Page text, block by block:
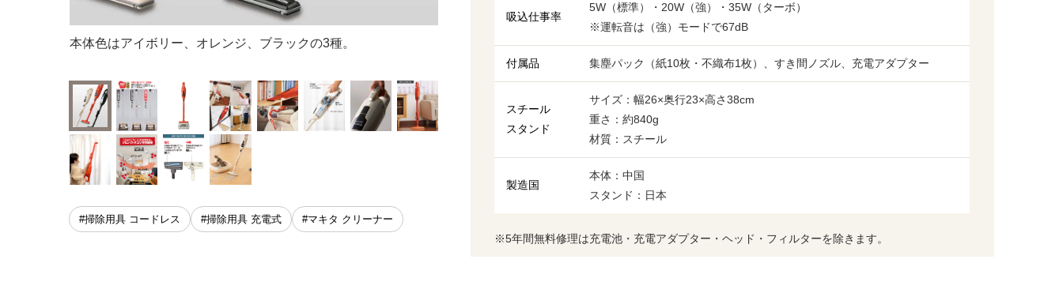
本体色はアイボリー、オレンジ、ブラックの3種。
重量はわずか1.3kg。しかもヘッド部が
げても重たさを感じさせません。
#掃除用具 コードレス #掃除用具 充電式 #マキタ クリーナー
吸込仕事率
5W（標準）・20W（強）・35W（ターボ）
※運転音は（強）モードで67dB
付属品 集塵パック（紙10枚・不織布1枚）、すき間ノズル、充電アダプター
スチール
スタンド
サイズ：幅26×奥行23×高さ38cm
重さ：約840g
材質：スチール
製造国
本体：中国
スタンド：日本
※5年間無料修理は充電池・充電アダプター・ヘッド・フィルターを除きます。